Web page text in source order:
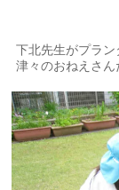
下北先生がプラ
津々のおねえさん